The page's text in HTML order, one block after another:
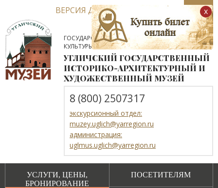
ВЕРСИЯ ДЛЯ СЛАБОВИДЯЩИХ
ГОСУДАРСТВЕННОЕ АВТОНОМНОЕ УЧРЕЖДЕНИЕ
КУЛЬТУРЫ ЯРОСЛАВСКОЙ ОБЛАСТИ
УГЛИЧСКИЙ ГОСУДАРСТВЕННЫЙ
ИСТОРИКО-АРХИТЕКТУРНЫЙ И
ХУДОЖЕСТВЕННЫЙ МУЗЕЙ
8 (800) 2507317
экскурсионный отдел:
muzey.uglich@yarregion.ru
администрация:
uglmus.uglich@yarregion.ru
УСЛУГИ, ЦЕНЫ,
БРОНИРОВАНИЕ
ПОСЕТИТЕЛЯМ
x